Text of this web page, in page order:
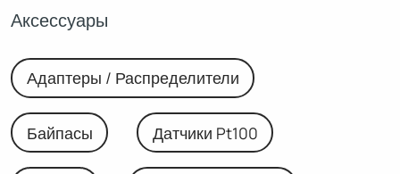
Аксессуары
Адаптеры / Распределители
Байпасы Датчики Pt100